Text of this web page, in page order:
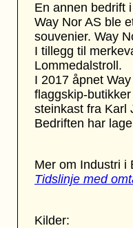
En annen bedrift
Way Nor AS ble
souvenier. Way
I tillegg til
Lommedalstroll.
I 2017 åpnet
flaggskip-
steinkast fra Karl
Bedriften har
Mer om Industri
Tidslinje med
Kilder: